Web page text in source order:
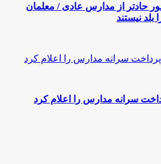
از مدارس عادی / معلمان
نیستند
سرانه مدارس را اعلام کرد